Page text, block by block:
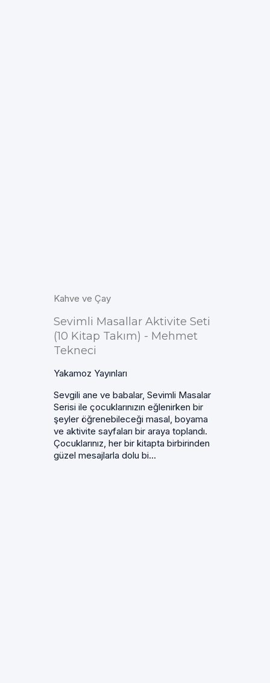
Kahve ve Çay
Sevimli Masallar Aktivite Seti
(10 Kitap Takım) - Mehmet
Tekneci
Yakamoz Yayınları
Sevgili ane ve babalar, Sevimli Masalar
Serisi ile çocuklarınızın eğlenirken bir
şeyler öğrenebileceği masal, boyama
ve aktivite sayfaları bir araya toplandı.
Çocuklarınız, her bir kitapta birbirinden
güzel mesajlarla dolu bi...